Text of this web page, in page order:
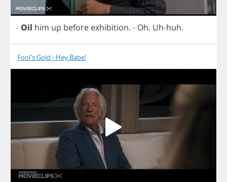
- Oil him up before exhibition. - Oh. Uh-huh.
Fool's Gold - Hey Babe!